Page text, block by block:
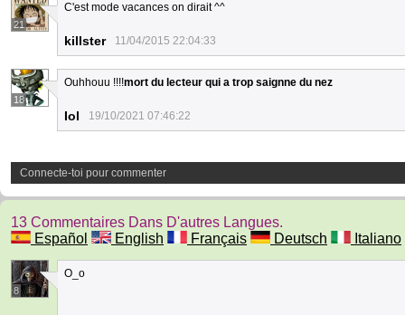
21
C'est mode vacances on dirait ^^
killster 11/04/2015 22:04:33
18
Ouhhouu !!!!mort du lecteur qui a trop saignne du nez
Iol 19/10/2021 07:46:22
Connecte-toi pour commenter
13 Commentaires Dans D'autres Langues.
Español
English Français Deutsch Italiano
8
O_o